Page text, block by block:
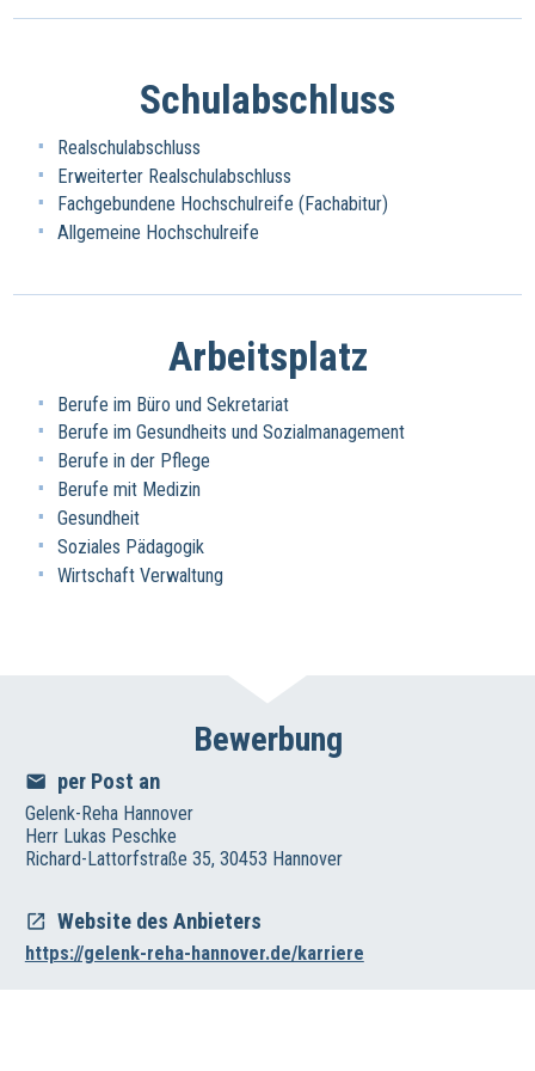
Schulabschluss
Realschulabschluss
Erweiterter Realschulabschluss
Fachgebundene Hochschulreife (Fachabitur)
Allgemeine Hochschulreife
Arbeitsplatz
Berufe im Büro und Sekretariat
Berufe im Gesundheits und Sozialmanagement
Berufe in der Pflege
Berufe mit Medizin
Gesundheit
Soziales Pädagogik
Wirtschaft Verwaltung
Bewerbung
per Post an
Gelenk-Reha Hannover
Herr Lukas Peschke
Richard-Lattorfstraße 35, 30453 Hannover
Website des Anbieters
https://gelenk-reha-hannover.de/karriere